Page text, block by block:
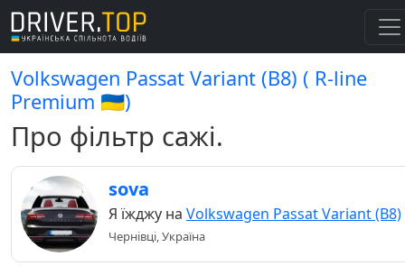
Volkswagen Passat Variant (B8) ( R-line
Premium 🇺🇦)
Про фільтр сажі.
sova
Я їжджу на Volkswagen Passat Variant (B8)
Чернівці, Україна